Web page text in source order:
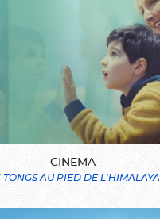
CINEMA
TONGS AU PIED DE L'HIMALAYA